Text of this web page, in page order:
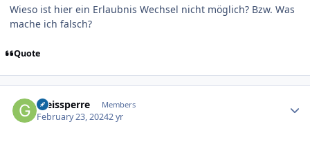
Wieso ist hier ein Erlaubnis Wechsel nicht möglich? Bzw. Was
mache ich falsch?
Quote
Gleissperre Members
February 23, 20242 yr